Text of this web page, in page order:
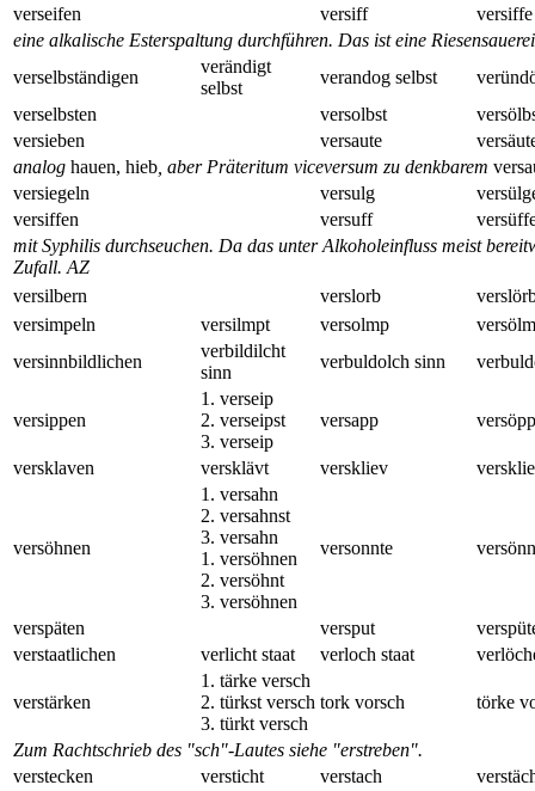
verseifen
versiff
versiffe
eine alkalische Esterspaltung durchführen. Das ist eine
verselbständigen
verändigt
selbst
verandog selbst
verselbsten
versolbst
versieben
versaute
analog hauen, hieb , aber Präteritum viceversum zu denkbarem
versiegeln
versulg
versiffen
versuff
mit Syphilis durchseuchen. Da das unter Alkoholeinfluss meist
Zufall. AZ
versilbern
verslorb
versimpeln
versilmpt versolmp
versinnbildlichen
verbildilcht
sinn
verbuldolch sinn
versippen
1. verseip
2. verseipst
3. verseip
versapp
versklaven versklävt verskliev
versöhnen
1. versahn
2. versahnst
3. versahn
1. versöhnen
2. versöhnt
3. versöhnen
versonnte
verspäten versput
verstaatlichen
verlicht staat verloch staat
verstärken
1. tärke versch
2. türkst versch
3. türkt versch
tork vorsch törke
Zum Rachtschrieb des "sch"-Lautes siehe "erstreben".
verstecken
versticht verstach